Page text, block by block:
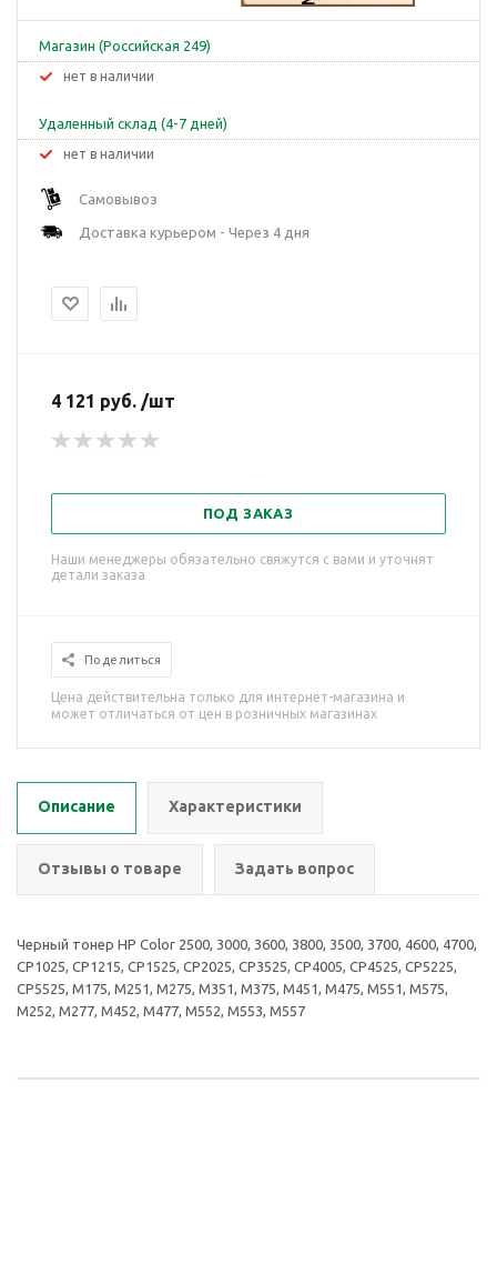
Магазин (Российская 249)
Нет в наличии
Удаленный склад (4-7 дней)
Нет в наличии
Самовывоз
Доставка курьером - Через 4 дня
4 121 руб. /шт
ПОД ЗАКАЗ
Наши менеджеры обязательно свяжутся с вами и уточнят
детали заказа
Поделиться
Цена действительна только для интернет-магазина и
может отличаться от цен в розничных магазинах
Описание Характеристики
Отзывы о товаре Задать вопрос
Черный тонер HP Color 2500, 3000, 3600, 3800, 3500, 3700, 4600, 4700,
CP1025, CP1215, CP1525, CP2025, CP3525, CP4005, CP4525, CP5225,
CP5525, M175, M251, M275, M351, M375, M451, M475, M551, M575,
M252, M277, M452, M477, M552, M553, M557